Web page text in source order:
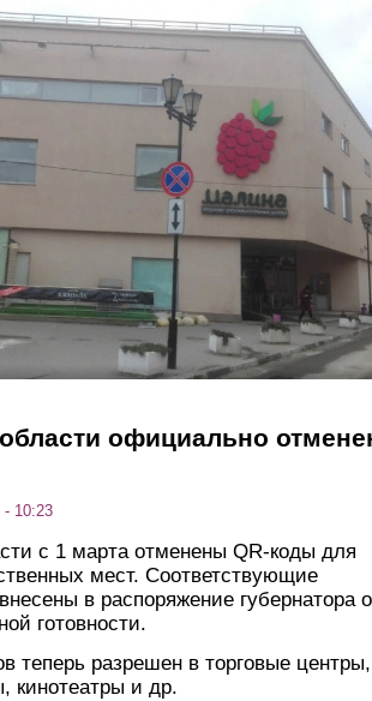
официально
- 10:23
с 1 марта отменены QR-коды для
мест. Соответствующие
в распоряжение губернатора о
готовности.
теперь разрешен в торговые центры,
кинотеатры и др.